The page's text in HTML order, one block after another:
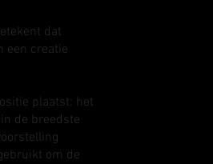
dat
een creatie
plaatst: het
de breedste
om de